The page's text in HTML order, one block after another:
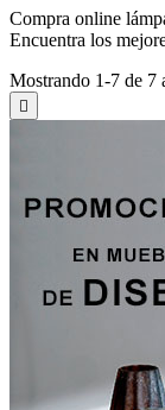
Compra online
Encuentra los
Mostrando 1-7 de 7
